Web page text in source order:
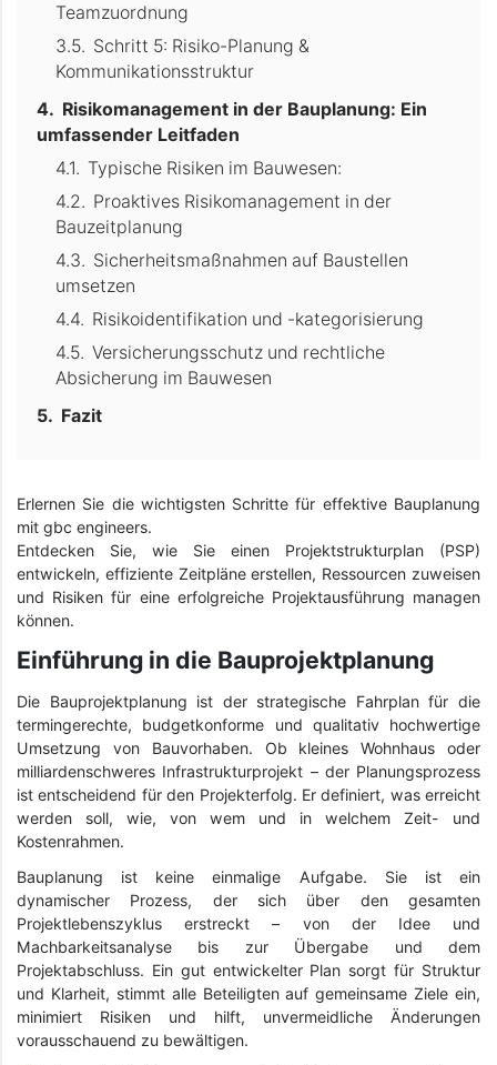
Teamzuordnung
Schritt 5: Risiko-Planung &
Kommunikationsstruktur
Risikomanagement in der Bauplanung: Ein
umfassender Leitfaden
Typische Risiken im Bauwesen:
Proaktives Risikomanagement in der
Bauzeitplanung
Sicherheitsmaßnahmen auf Baustellen
umsetzen
Risikoidentifikation und -kategorisierung
Versicherungsschutz und rechtliche
Absicherung im Bauwesen
Fazit
Erlernen Sie die wichtigsten Schritte für effektive Bauplanung
mit gbc engineers.
Entdecken Sie, wie Sie einen Projektstrukturplan (PSP)
entwickeln, effiziente Zeitpläne erstellen, Ressourcen zuweisen
und Risiken für eine erfolgreiche Projektausführung managen
können.
Einführung in die Bauprojektplanung
Die Bauprojektplanung ist der strategische Fahrplan für die
termingerechte, budgetkonforme und qualitativ hochwertige
Umsetzung von Bauvorhaben. Ob kleines Wohnhaus oder
milliardenschweres Infrastrukturprojekt – der Planungsprozess
ist entscheidend für den Projekterfolg. Er definiert, was erreicht
werden soll, wie, von wem und in welchem Zeit- und
Kostenrahmen.
Bauplanung ist keine einmalige Aufgabe. Sie ist ein
dynamischer Prozess, der sich über den gesamten
Projektlebenszyklus erstreckt – von der Idee und
Machbarkeitsanalyse bis zur Übergabe und dem
Projektabschluss. Ein gut entwickelter Plan sorgt für Struktur
und Klarheit, stimmt alle Beteiligten auf gemeinsame Ziele ein,
minimiert Risiken und hilft, unvermeidliche Änderungen
vorausschauend zu bewältigen.